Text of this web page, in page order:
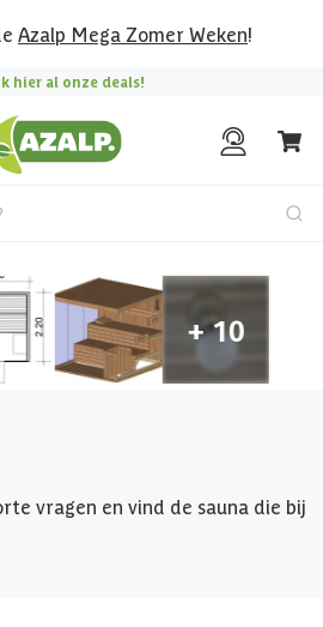
Azalp Mega Zomer Weken!
hier al onze deals!
vragen en vind de sauna die bij